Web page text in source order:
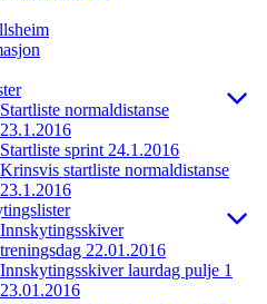
Startliste normaldistanse
23.1.2016
Startliste sprint 24.1.2016
Krinsvis startliste normaldistanse
23.1.2016
Innskytingsskiver
treningsdag 22.01.2016
Innskytingsskiver laurdag pulje 1
23.01.2016